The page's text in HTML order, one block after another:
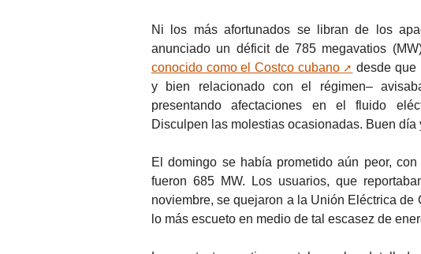
Ni los más afortunados se libran de los
anunciado un déficit de 785 megavatios
conocido como el Costco cubano
desde que
y bien relacionado con el régimen–
presentando afectaciones en el fluido
Disculpen las molestias ocasionadas. Buen día
El domingo se había prometido aún peor,
fueron 685 MW. Los usuarios, que
noviembre, se quejaron a la Unión Eléctrica
lo más escueto en medio de tal escasez de